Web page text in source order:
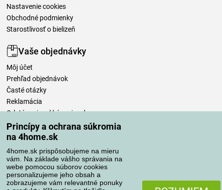
Princípy a ochrana súkromia
na 4home.sk
4home.sk prispôsobujeme na mieru
vám. Na základe vášho správania na
webe pomocou súborov cookies
personalizujeme jeho obsah a
zobrazujeme vám relevantné ponuky
Nastavenie cookies
Obchodné podmienky
Starostlivosť o bielizeň
Vaše objednávky
Môj účet
Prehľad objednávok
Časté otázky
Reklamácia
Odstúpenie od kúpnej zmluvy
Pravidlá spracovania recenzií
Spôsoby dopravy
Spôsoby platby